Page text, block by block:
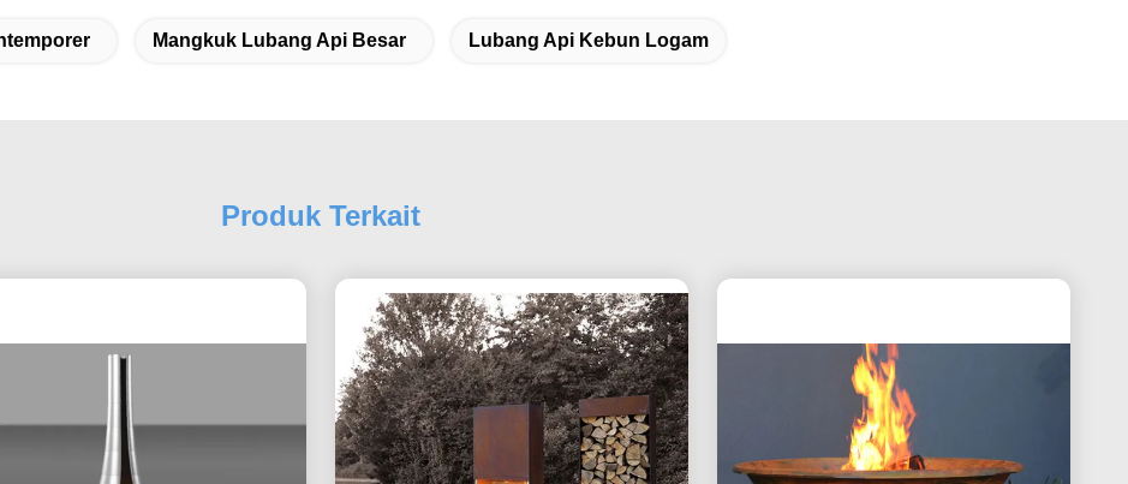
Mangkuk Lubang Api Besar Lubang Api Kebun Logam
Produk Terkait